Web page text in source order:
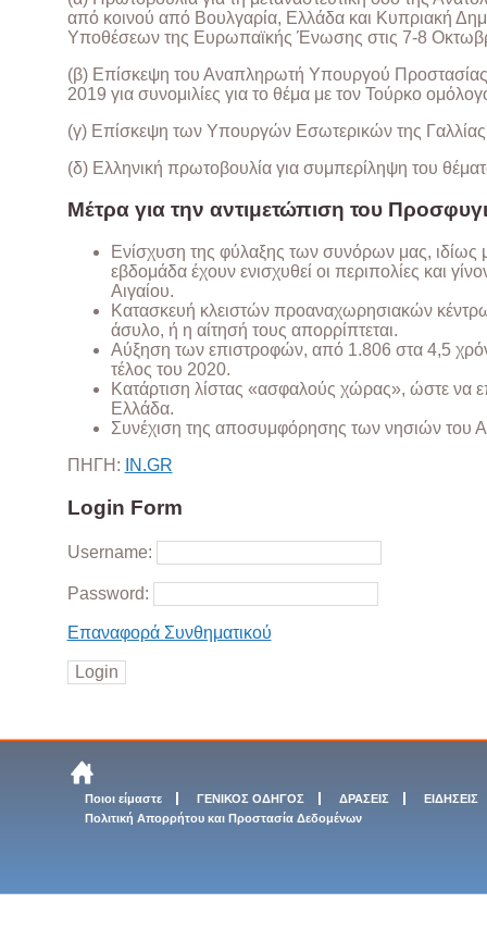
από κοινού από Βουλγαρία, Ελλάδα και Κυπριακή
Υποθέσεων της Ευρωπαϊκής Ένωσης στις 7-8
(β) Επίσκεψη του Αναπληρωτή Υπουργού Προστασίας
2019 για συνομιλίες για το θέμα με τον Τούρκο
(γ) Επίσκεψη των Υπουργών Εσωτερικών της Γαλλίας
(δ) Ελληνική πρωτοβουλία για συμπερίληψη του
Μέτρα για την αντιμετώπιση του
Ενίσχυση της φύλαξης των συνόρων μας, ιδίως
εβδομάδα έχουν ενισχυθεί οι περιπολίες και
Αιγαίου.
Κατασκευή κλειστών προαναχωρησιακών
άσυλο, ή η αίτησή τους απορρίπτεται.
Αύξηση των επιστροφών, από 1.806 στα 4,5
τέλος του 2020.
Κατάρτιση λίστας «ασφαλούς χώρας», ώστε να
Ελλάδα.
Συνέχιση της αποσυμφόρησης των νησιών του
ΠΗΓΗ:
ΙΝ.GR
Login Form
Username:
Password:
Επαναφορά Συνθηματικού
Ποιοι είμαστε ΓΕΝΙΚΟΣ ΟΔΗΓΟΣ ΔΡΑΣΕΙΣ
ΕΙΔΗΣΕΙΣ
Πολιτική Απορρήτου και Προστασία Δεδομένων